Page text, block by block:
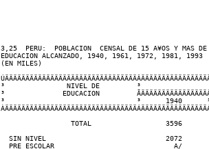
3,25  PERU:  POBLACION  CENSAL DE 15 A¥OS Y MAS DE
EDUCACION ALCANZADO, 1940, 1961, 1972, 1981, 1993
(EN MILES)
³               NIVEL DE         ³
³              EDUCACION
³                                ³      1940      ³
TOTAL                  3596
SIN NIVEL                             2072
PRE ESCOLAR                             A/